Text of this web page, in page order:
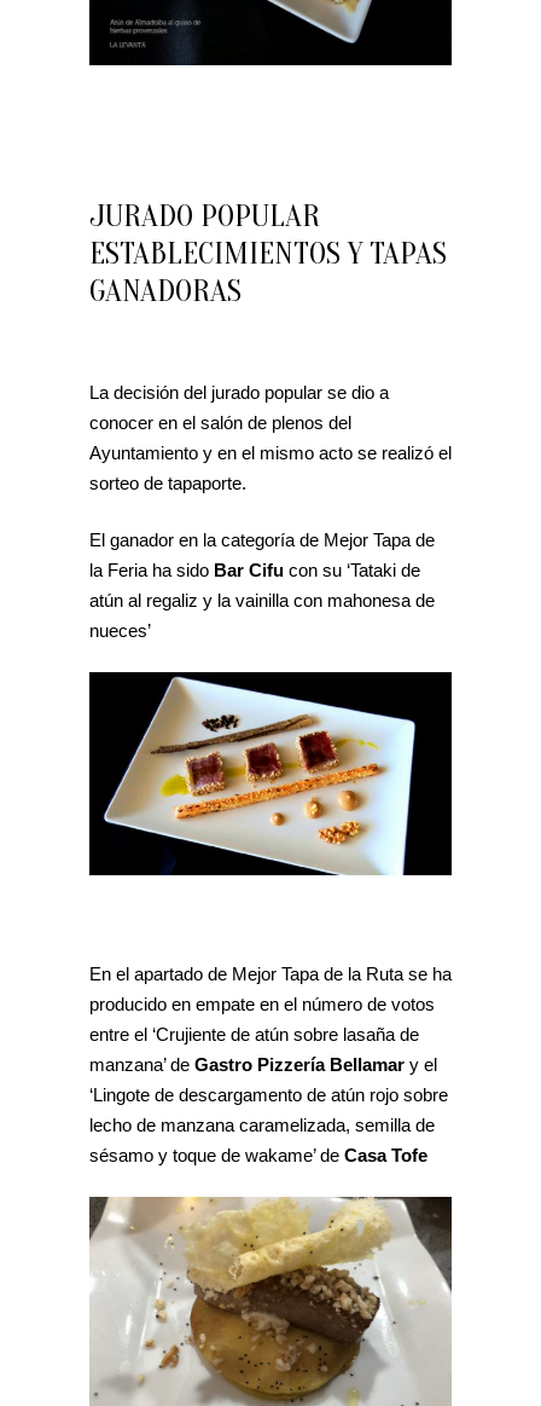
JURADO POPULAR
ESTABLECIMIENTOS Y TAPAS
GANADORAS
La decisión del jurado popular se dio a
conocer en el salón de plenos del
Ayuntamiento y en el mismo acto se realizó el
sorteo de tapaporte.
El ganador en la categoría de Mejor Tapa de
la Feria ha sido Bar Cifu con su ‘Tataki de
atún al regaliz y la vainilla con mahonesa de
nueces’
En el apartado de Mejor Tapa de la Ruta se ha
producido en empate en el número de votos
entre el ‘Crujiente de atún sobre lasaña de
manzana’ de Gastro Pizzería Bellamar y el
‘Lingote de descargamento de atún rojo sobre
lecho de manzana caramelizada, semilla de
sésamo y toque de wakame’ de Casa Tofe